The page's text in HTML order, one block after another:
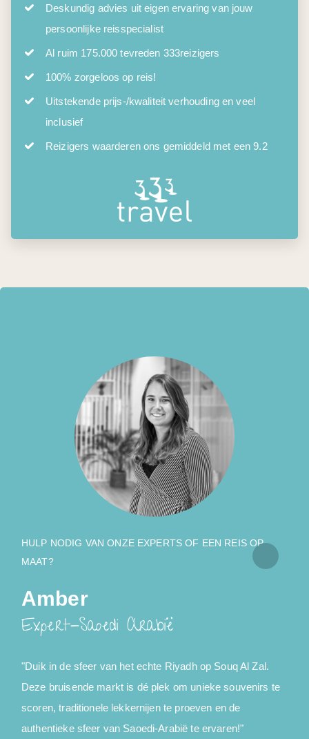
Deskundig advies uit eigen ervaring van jouw
persoonlijke reisspecialist
Al ruim 175.000 tevreden 333reizigers
100% zorgeloos op reis!
Uitstekende prijs-/kwaliteit verhouding en veel
inclusief
Reizigers waarderen ons gemiddeld met een 9.2
HULP NODIG VAN ONZE EXPERTS OF EEN REIS OP
MAAT?
Amber
Expert-Saoedi Arabië
"Duik in de sfeer van het echte Riyadh op Souq Al Zal.
Deze bruisende markt is dé plek om unieke souvenirs te
scoren, traditionele lekkernijen te proeven en de
authentieke sfeer van Saoedi-Arabië te ervaren!"